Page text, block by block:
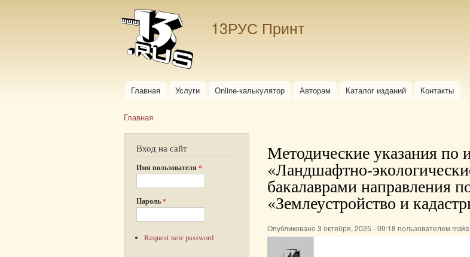
13РУС Принт
Главное меню
Главная Услуги Online-калькулятор Авторам Каталог изданий Контакты
Главная
Вход на сайт
Имя пользователя *
Пароль*
Request new password
Методические указания по
«Ландшафтно-
бакалаврами направления
«Землеустройство и
Опубликовано 3 октября, 2025 - 09:18 пользователем maks